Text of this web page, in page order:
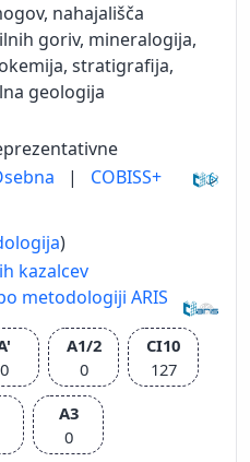
nahajališča
goriv, mineralogija,
stratigrafija,
geologija
| COBISS+
)
kazalcev
metodologiji ARIS
0
A1/2
0
CI10
127
A3
0